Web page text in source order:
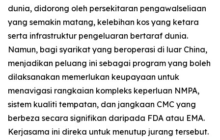
dunia, didorong oleh persekitaran pengawalseliaan
yang semakin matang, kelebihan kos yang ketara
serta infrastruktur pengeluaran bertaraf dunia.
Namun, bagi syarikat yang beroperasi di luar China,
menjadikan peluang ini sebagai program yang boleh
dilaksanakan memerlukan keupayaan untuk
menavigasi rangkaian kompleks keperluan NMPA,
sistem kualiti tempatan, dan jangkaan CMC yang
berbeza secara signifikan daripada FDA atau EMA.
Kerjasama ini direka untuk menutup jurang tersebut.